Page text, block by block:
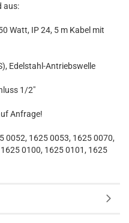
aus:
Watt, IP 24, 5 m Kabel mit
Edelstahl-Antriebswelle
1/2"
Anfrage!
0052, 1625 0053, 1625 0070,
0100, 1625 0101, 1625